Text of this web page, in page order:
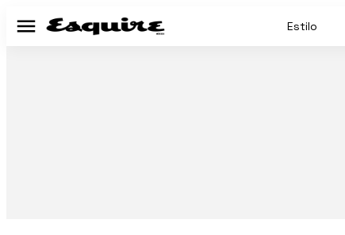
Menú Estilo